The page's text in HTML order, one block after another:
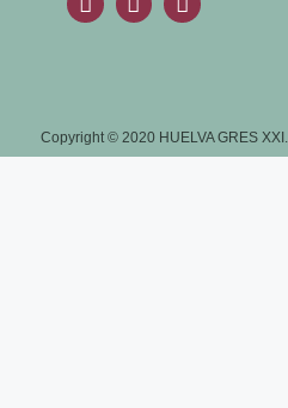
Copyright © 2020 HUELVA GRES